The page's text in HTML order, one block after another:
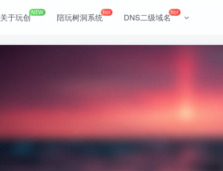
关于玩创NEW 陪玩树洞系统hot DNS二级域名hot